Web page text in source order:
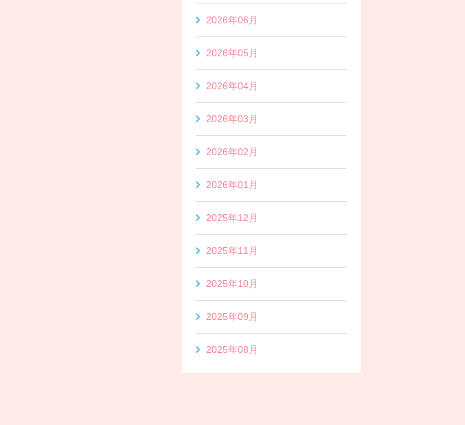
2026年06月
2026年05月
2026年04月
2026年03月
2026年02月
2026年01月
2025年12月
2025年11月
2025年10月
2025年09月
2025年08月